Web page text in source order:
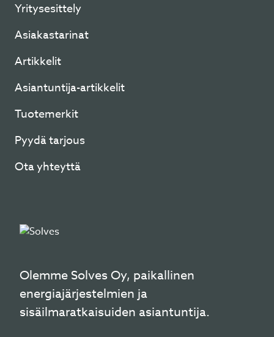
Yritysesittely
Asiakastarinat
Artikkelit
Asiantuntija-artikkelit
Tuotemerkit
Pyydä tarjous
Ota yhteyttä
Olemme Solves Oy, paikallinen
energiajärjestelmien ja
sisäilmaratkaisuiden asiantuntija.